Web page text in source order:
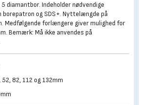
diamantbor. Indeholder nødvendige
borepatron og SDS+. Nyttelængde på
Medfølgende forlængere giver mulighed for
Bemærk: Må ikke anvendes på
82, 112 og 132mm